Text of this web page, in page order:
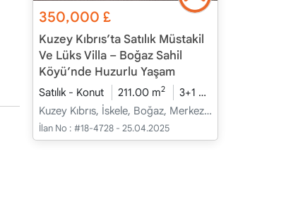
350,000 £
Kuzey Kıbrıs’ta Satılık Müstakil
Ve Lüks Villa – Boğaz Sahil
Köyü’nde Huzurlu Yaşam
Satılık - Konut 211.00 m2 3+1
Kuzey Kıbrıs, İskele, Boğaz, Merkez - Merkez
İlan No : #18-4728 - 25.04.2025